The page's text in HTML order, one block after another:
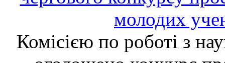
молодих
Комісією по роботі з